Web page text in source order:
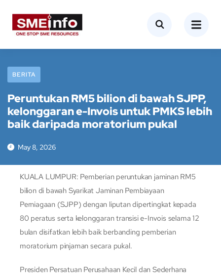
BERITA
Peruntukan RM5 bilion di bawah SJPP,
kelonggaran e-Invois untuk PMKS lebih
baik daripada moratorium pukal
May 8, 2026
KUALA LUMPUR: Pemberian peruntukan jaminan RM5
bilion di bawah Syarikat Jaminan Pembiayaan
Perniagaan (SJPP) dengan liputan dipertingkat kepada
80 peratus serta kelonggaran transisi e-Invois selama 12
bulan disifatkan lebih baik berbanding pemberian
moratorium pinjaman secara pukal.
Presiden Persatuan Perusahaan Kecil dan Sederhana